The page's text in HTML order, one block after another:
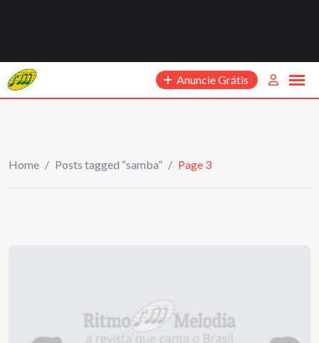
Anuncie Grátis
Home / Posts tagged “samba” / Page 3